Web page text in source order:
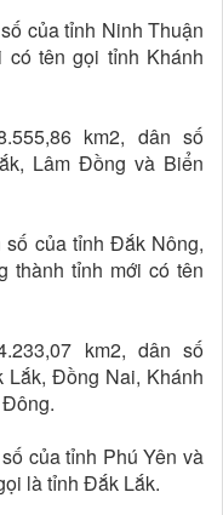
của tỉnh Ninh Thuận
có tên gọi tỉnh Khánh
km2, dân số
Lâm Đồng và Biển
số của tỉnh Đắk Nông,
thành tỉnh mới có tên
km2, dân số
Lắk, Đồng Nai, Khánh
của tỉnh Phú Yên và
là tỉnh Đắk Lắk.